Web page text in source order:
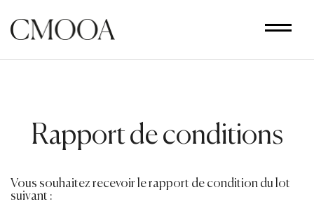
contenu
principal
Rapport de conditions
Vous souhaitez recevoir le rapport de condition du lot
suivant :